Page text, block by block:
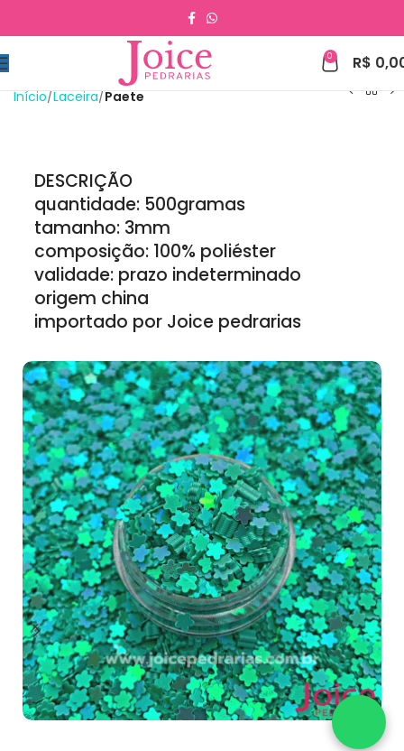
0 R$
Início Laceira Paete
DESCRIÇÃO
quantidade: 500gramas
tamanho: 3mm
composição: 100% poliéster
validade: prazo indeterminado
origem china
importado por Joice pedrarias